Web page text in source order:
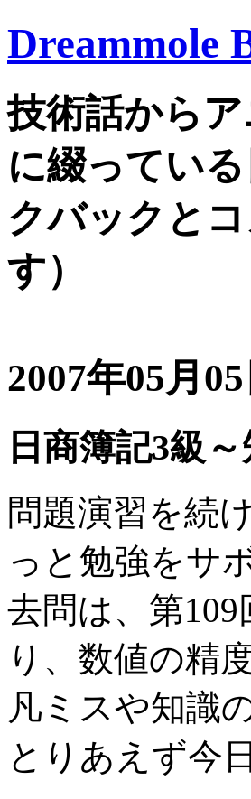
Dreammole
技術話から
に綴ってい
クバックと
す）
2007年05月05
日商簿記3級
問題演習を続
っと勉強をサ
去問は、第
り、数値の精
凡ミスや知識
とりあえず今